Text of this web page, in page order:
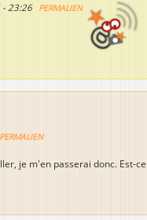
23:26 PERMALIEN
PERMALIEN
je m'en passerai donc. Est-ce